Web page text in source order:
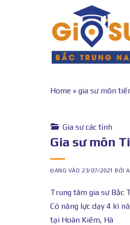
Home » gia sư môn
Gia sư các tỉnh
Gia sư môn
ĐĂNG VÀO 23/07/2021 BỞI
Trung tâm gia sư Bắc
Có năng lực dạy 4 kĩ
tại Hoàn Kiếm, Hà